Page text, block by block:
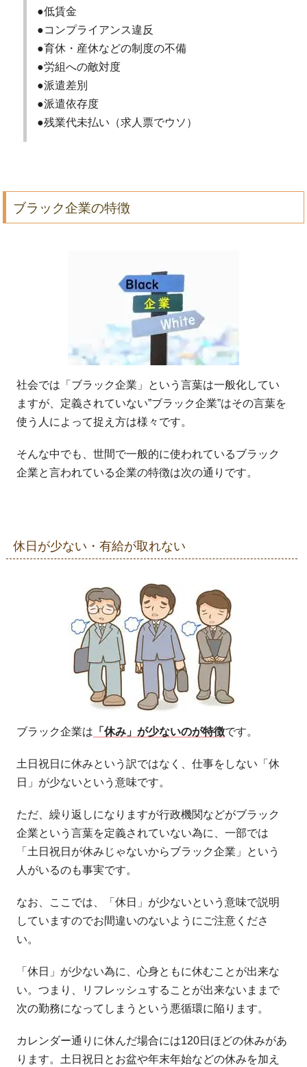
●低賃金
●コンプライアンス違反
●育休・産休などの制度の不備
●労組への敵対度
●派遣差別
●派遣依存度
●残業代未払い（求人票でウソ）
ブラック企業の特徴
社会では「ブラック企業」という言葉は一般化してい
ますが、定義されていない”ブラック企業”はその言葉を
使う人によって捉え方は様々です。
そんな中でも、世間で一般的に使われているブラック
企業と言われている企業の特徴は次の通りです。
休日が少ない・有給が取れない
ブラック企業は 「休み」が少ないのが特徴です。
土日祝日に休みという訳ではなく、仕事をしない「休
日」が少ないという意味です。
ただ、繰り返しになりますが行政機関などがブラック
企業という言葉を定義されていない為に、一部では
「土日祝日が休みじゃないからブラック企業」という
人がいるのも事実です。
なお、ここでは、「休日」が少ないという意味で説明
していますのでお間違いのないようにご注意くださ
い。
「休日」が少ない為に、心身ともに休むことが出来な
い。つまり、リフレッシュすることが出来ないままで
次の勤務になってしまうという悪循環に陥ります。
カレンダー通りに休んだ場合には120日ほどの休みがあ
ります。土日祝日とお盆や年末年始などの休みを加え